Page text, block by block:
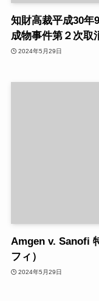
知財高裁平成30年
成物事件第２次取
2024年5月29日
Amgen v. Sanofi
フィ）
2024年5月29日